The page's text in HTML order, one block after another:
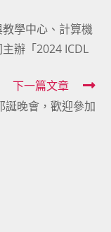
教學中心、計算機
辦「2024 ICDL
下一篇文章
誕晚會，歡迎參加